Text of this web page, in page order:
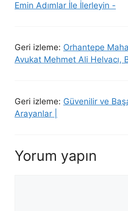
Emin Adımlar İle İlerleyin -
Geri izleme: Orhantepe
Avukat Mehmet Ali Helvacı,
Geri izleme: Güvenilir ve
Arayanlar |
Yorum yapın